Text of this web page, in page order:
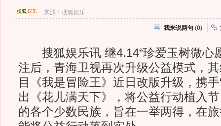
来源：搜狐娱乐
我来说两句 (0)
搜狐娱乐讯 继4.14“珍爱玉树微心
注后，青海卫视再次升级公益模式，
目《我是冒险王》近日改版升级，携手
出《花儿满天下》，将公益行动植入
的各个少数民族，旨在一举两得，在